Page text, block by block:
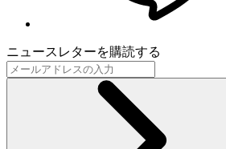
ニュースレターを購読する